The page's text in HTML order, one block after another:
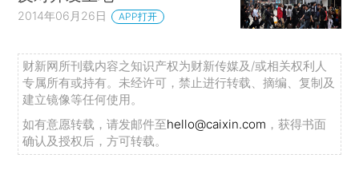
2014年06月26日 APP打开
财新网所刊载内容之知识产权为财新传媒及/或相关权利人
专属所有或持有。未经许可，禁止进行转载、摘编、复制及
建立镜像等任何使用。
如有意愿转载，请发邮件至hello@caixin.com ，获得书面
确认及授权后，方可转载。